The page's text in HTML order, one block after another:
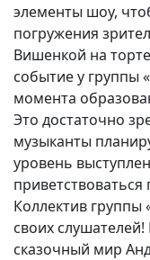
элементы шоу,
погружения
Вишенкой на
событие у группы
момента
Это достаточно
музыканты
уровень
приветствоваться
Коллектив группы
своих
сказочный мир